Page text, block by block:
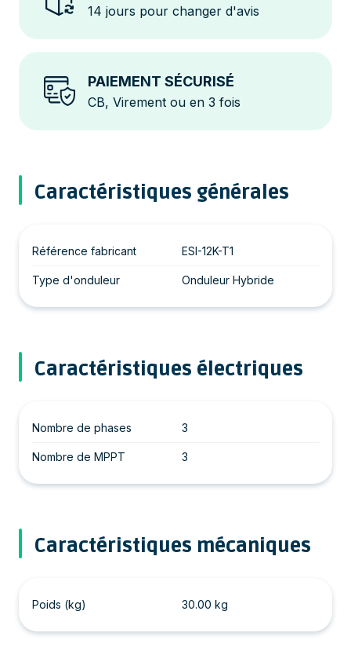
14 jours pour changer d'avis
PAIEMENT SÉCURISÉ
CB, Virement ou en 3 fois
Caractéristiques générales
Référence fabricant ESI-12K-T1
Type d'onduleur Onduleur Hybride
Caractéristiques électriques
Nombre de phases 3
Nombre de MPPT 3
Caractéristiques mécaniques
Poids (kg) 30.00 kg